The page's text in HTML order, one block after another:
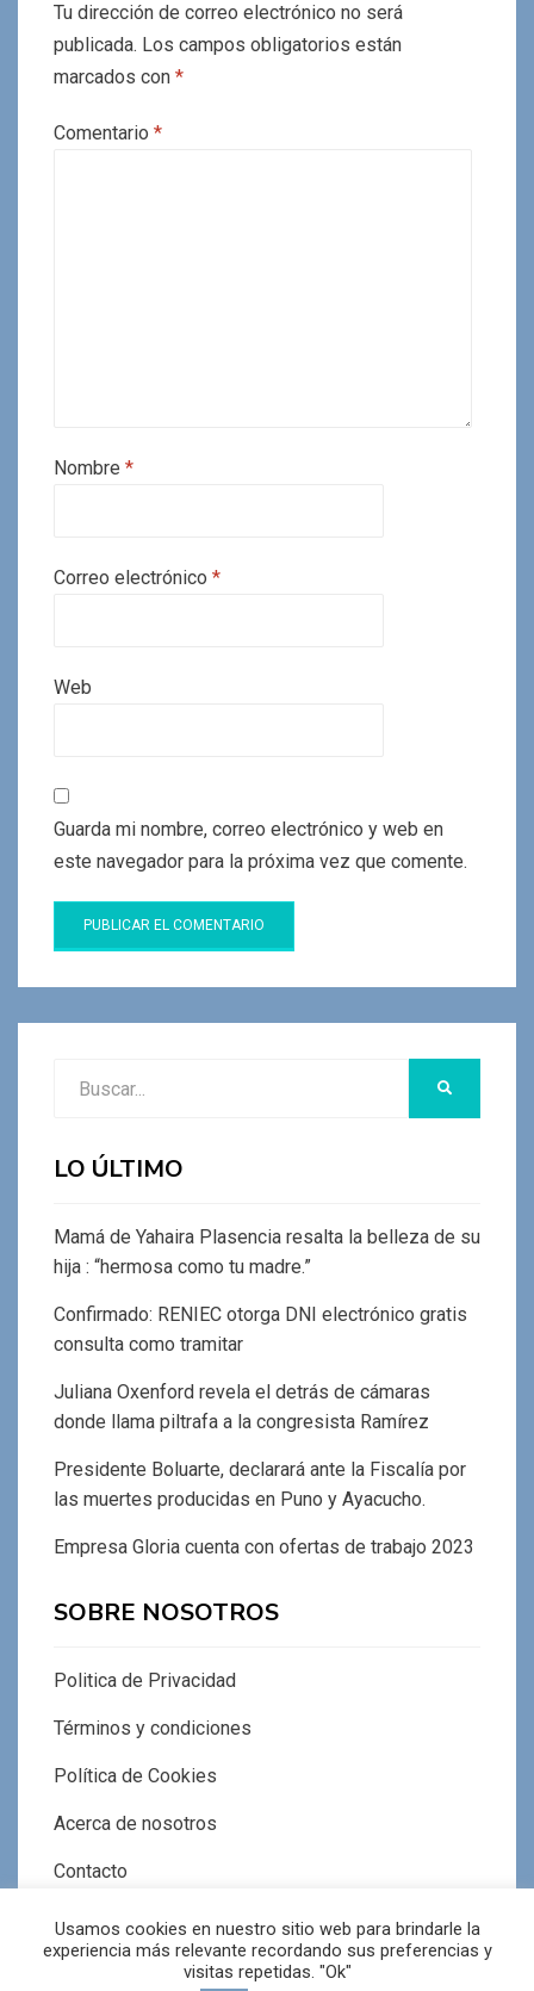
Tu dirección de correo electrónico no será
publicada. Los campos obligatorios están
marcados con *
Comentario *
Nombre *
Correo electrónico *
Web
Guarda mi nombre, correo electrónico y web en
este navegador para la próxima vez que comente.
LO ÚLTIMO
Mamá de Yahaira Plasencia resalta la belleza de su
hija : “hermosa como tu madre.”
Confirmado: RENIEC otorga DNI electrónico gratis
consulta como tramitar
Juliana Oxenford revela el detrás de cámaras
donde llama piltrafa a la congresista Ramírez
Presidente Boluarte, declarará ante la Fiscalía por
las muertes producidas en Puno y Ayacucho.
Empresa Gloria cuenta con ofertas de trabajo 2023
SOBRE NOSOTROS
Politica de Privacidad
Términos y condiciones
Política de Cookies
Acerca de nosotros
Contacto
Usamos cookies en nuestro sitio web para brindarle la
experiencia más relevante recordando sus preferencias y
visitas repetidas. "Ok"